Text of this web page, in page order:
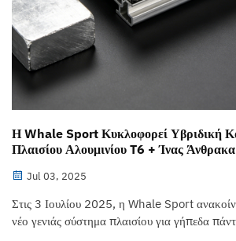
Η Whale Sport Κυκλοφορεί Υβριδική
Πλαισίου Αλουμινίου T6 + Ίνας
Jul 03, 2025
Στις 3 Ιουλίου 2025, η Whale Sport
νέο γενιάς σύστημα πλαισίου για γήπεδα